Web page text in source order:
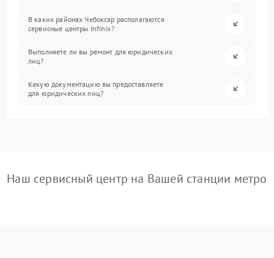
В каких районах Чебоксар располагаются
сервисные центры Infinix?
Выполняете ли вы ремонт для юридических
лиц?
Какую документацию вы предоставляете
для юридических лиц?
Наш сервисный центр на Вашей станции метро